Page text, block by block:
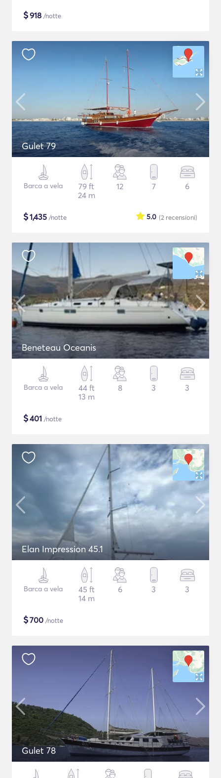
$918 /notte
Gulet 79
Barca a vela
79 ft
24 m
12 7 6
$1,435 /notte (2 recensioni)
5.0
Beneteau Oceanis
Barca a vela
44 ft
13 m
8 3 3
$401 /notte
Elan Impression 45.1
Barca a vela
45 ft
14 m
6 3 3
$700 /notte
Gulet 78